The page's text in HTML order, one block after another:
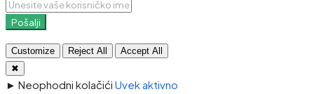
Pošalji
Customize Reject All
Accept All
✖
► Neophodni kolačići Uvek aktivno